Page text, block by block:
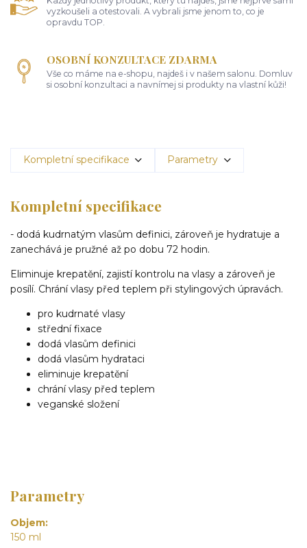
vyzkoušeli a otestovali. A vybrali jsme jenom to, co je
opravdu TOP.
OSOBNÍ KONZULTACE ZDARMA
Vše co máme na e-shopu, najdeš i v našem salonu. Domluv
si osobní konzultaci a navnímej si produkty na vlastní kůži!
Kompletní specifikace Parametry
Kompletní specifikace
- dodá kudrnatým vlasům definici, zároveň je hydratuje a
zanechává je pružné až po dobu 72 hodin.
Eliminuje krepatění, zajistí kontrolu na vlasy a zároveň je
posílí. Chrání vlasy před teplem při stylingových úpravách.
pro kudrnaté vlasy
střední fixace
dodá vlasům definici
dodá vlasům hydrataci
eliminuje krepatění
chrání vlasy před teplem
veganské složení
Parametry
Objem
150 ml